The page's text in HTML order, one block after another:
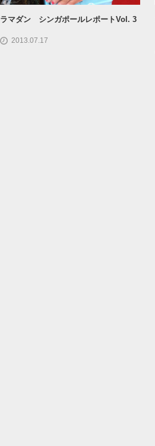
ラマダン シンガポールレポートVol. 3
2013.07.17